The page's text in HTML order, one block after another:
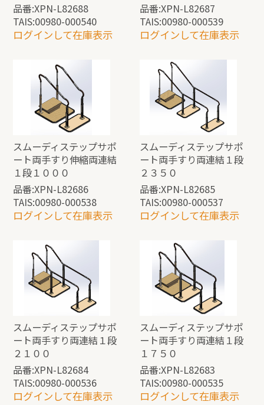
品番:XPN-L82688
TAIS:00980-000540
ログインして在庫表示
品番:XPN-L82687
TAIS:00980-000539
ログインして在庫表示
スムーディステップサポ
ート両手すり伸縮両連結
１段１０００
品番:XPN-L82686
TAIS:00980-000538
ログインして在庫表示
スムーディステップサポ
ート両手すり両連結１段
２３５０
品番:XPN-L82685
TAIS:00980-000537
ログインして在庫表示
スムーディステップサポ
ート両手すり両連結１段
２１００
品番:XPN-L82684
TAIS:00980-000536
ログインして在庫表示
スムーディステップサポ
ート両手すり両連結１段
１７５０
品番:XPN-L82683
TAIS:00980-000535
ログインして在庫表示